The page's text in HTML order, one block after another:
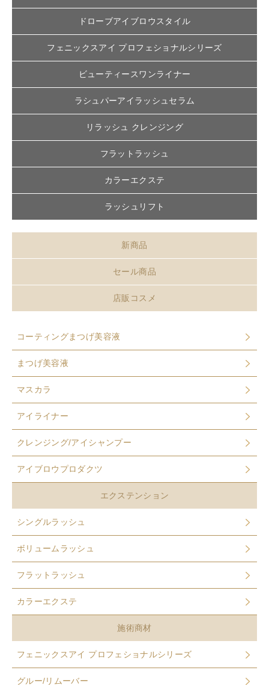
ドローブアイブロウスタイル
フェニックスアイ プロフェショナルシリーズ
ビューティースワンライナー
ラシュパーアイラッシュセラム
リラッシュ クレンジング
フラットラッシュ
カラーエクステ
ラッシュリフト
新商品
セール商品
店販コスメ
コーティングまつげ美容液
まつげ美容液
マスカラ
アイライナー
クレンジング/アイシャンプー
アイブロウプロダクツ
エクステンション
シングルラッシュ
ボリュームラッシュ
フラットラッシュ
カラーエクステ
施術商材
フェニックスアイ プロフェショナルシリーズ
グルー/リムーバー